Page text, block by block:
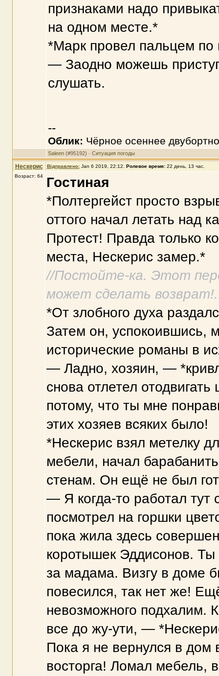
признаками надо
на одном месте.*
*Марк провел пальцем по
— Заодно можешь
слушать.
--
Облик: Чёрное осеннее
Saleen(#95192) · Ситуация погоды
Нескерис Відправлено: Jan 6 2019, 22:12 Ролевое время:22 день, 13 час.
Возраст: 64
Гостиная
*Полтергейст просто
оттого начал летать над
Протест! Правда только
места, Нескерис замер.*
//Постойте-ка. Этот
может сделать
*От злобного духа
Затем он, успокоившись,
исторические романы в
— Ладно, хозяин, —
снова отлетел
потому, что ты мне
этих хозяев всяких было!
*Нескерис взял метелку
мебели, начал
стенам. Он ещё не был
— Я когда-то работал
посмотрел на горшки
пока жила здесь
коротышек Эддисонов.
за мадама. Визгу в доме
повесился, так нет же!
невозможного подхалим.
все до жу-ути, —
Пока я не вернулся в
восторга! Ломал мебель,